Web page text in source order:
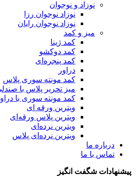
نوزاد و نوجوان
نوزاد نوجوان رزا
نوزاد نوجوان رایان
میز و کمد
کمد ژینا
کمد دوکشو
کمد پنجره‌ای
دراور
کمد مونته سوری پلاس
میز تحریر پلاس با
کمد مونته سوری با
ویترین ورقه ای
ویترین پلاس ورقه‌ای
ویترین نرده‌ای
ویترین نرده‌ای پلاس
درباره ما
تماس با ما
پیشنهادات شگفت انگیز